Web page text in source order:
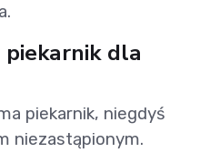
dla
piekarnik, niegdyś
niezastąpionym.